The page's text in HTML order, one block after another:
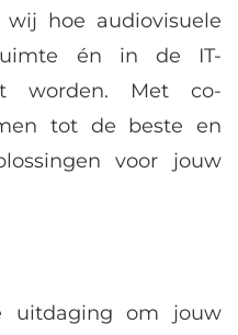
hoe audiovisuele
én in de IT-
worden. Met co-
tot de beste en
voor jouw
uitdaging om jouw